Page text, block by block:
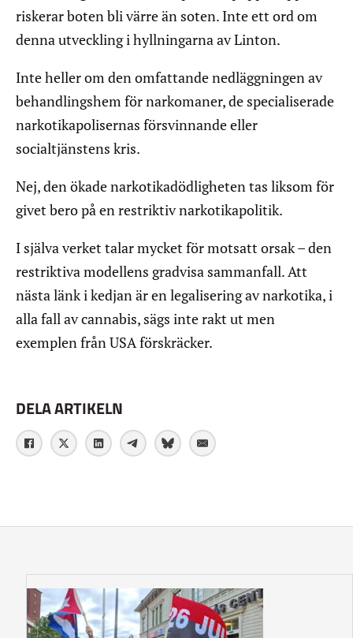
riskerar boten bli värre än soten. Inte ett ord om
denna utveckling i hyllningarna av Linton.
Inte heller om den omfattande nedläggningen av
behandlingshem för narkomaner, de specialiserade
narkotikapolisernas försvinnande eller
socialtjänstens kris.
Nej, den ökade narkotikadödligheten tas liksom för
givet bero på en restriktiv narkotikapolitik.
I själva verket talar mycket för motsatt orsak – den
restriktiva modellens gradvisa sammanfall. Att
nästa länk i kedjan är en legalisering av narkotika, i
alla fall av cannabis, sägs inte rakt ut men
exemplen från USA förskräcker.
DELA ARTIKELN